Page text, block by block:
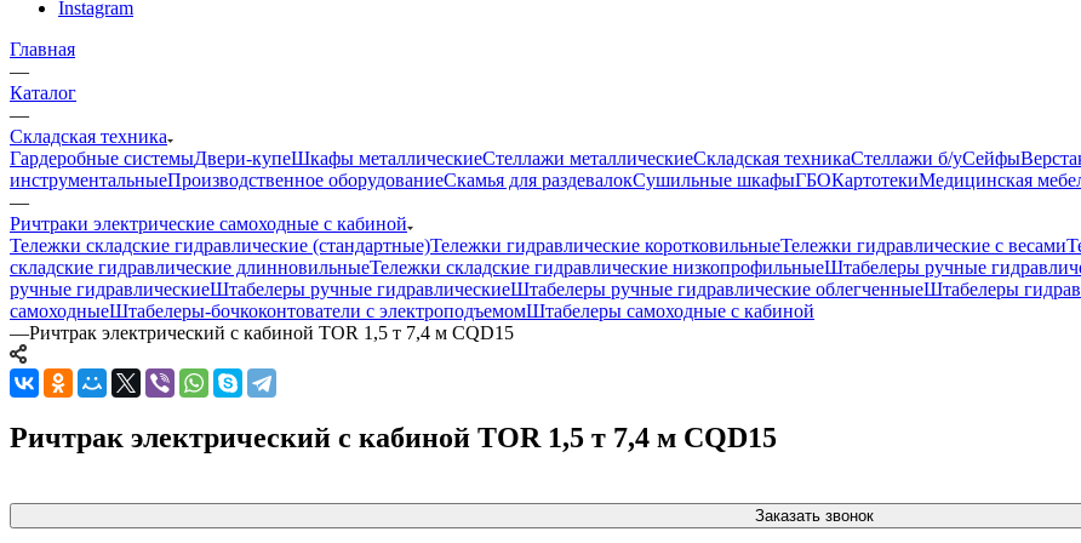
Instagram
Главная
—
Каталог
—
Складская техника
Гардеробные системыДвери-купеШкафы металлическиеСтеллажи металлическиеСкладская техникаСтеллажи б/уСейфы
инструментальныеПроизводственное оборудованиеСкамья для раздевалокСушильные шкафыГБОКартотекиМедицинская
—
Ричтраки электрические самоходные с кабиной
Тележки складские гидравлические (стандартные)Тележки гидравлические коротковильныеТележки гидравлические с весами
складские гидравлические длинновильныеТележки складские гидравлические низкопрофильныеШтабелеры ручные
ручные гидравлическиеШтабелеры ручные гидравлическиеШтабелеры ручные гидравлические облегченныеШтабелеры
самоходныеШтабелеры-бочкоконтователи с электроподъемомШтабелеры самоходные с кабиной
—Ричтрак электрический с кабиной TOR 1,5 т 7,4 м CQD15
Ричтрак электрический с кабиной TOR 1,5 т 7,4 м CQD15
Заказать звонок